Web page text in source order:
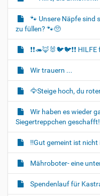
g
a
t
o
n
🐾 Unsere Näpfe sind
zu füllen? 🐾🥺
❗❗🦔🦊🐰🐦‍🐦❗❗
Wir trauern ...
🦅Steige hoch, du
Wir haben es wieder
Siegertreppchen
‼️Gut gemeint ist
Mähroboter- eine
Spendenlauf für